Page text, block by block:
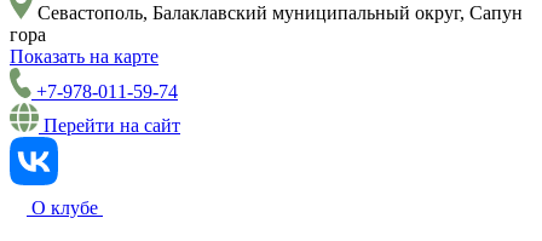
Севастополь, Балаклавский муниципальный округ, Сапун
гора
Показать на карте
+7-978-011-59-74
Перейти на сайт
О клубе